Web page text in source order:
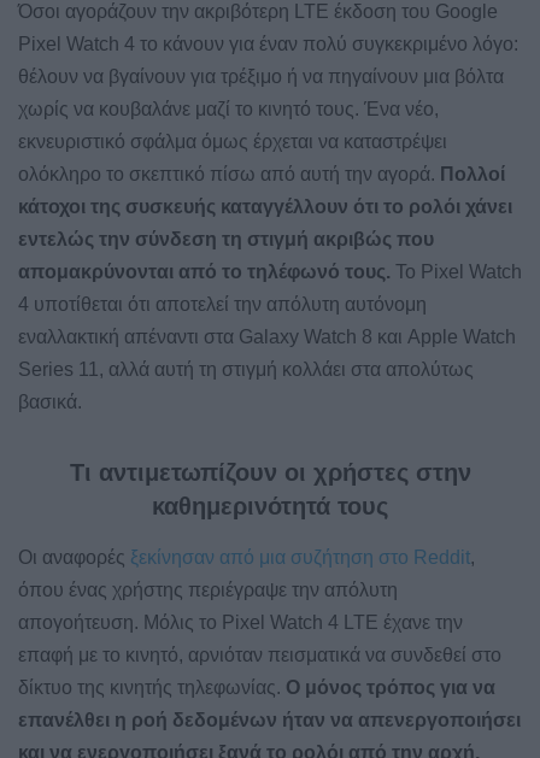
Όσοι αγοράζουν την ακριβότερη LTE έκδοση του Google
Pixel Watch 4 το κάνουν για έναν πολύ συγκεκριμένο λόγο:
θέλουν να βγαίνουν για τρέξιμο ή να πηγαίνουν μια βόλτα
χωρίς να κουβαλάνε μαζί το κινητό τους. Ένα νέο,
εκνευριστικό σφάλμα όμως έρχεται να καταστρέψει
ολόκληρο το σκεπτικό πίσω από αυτή την αγορά. Πολλοί
κάτοχοι της συσκευής καταγγέλλουν ότι το ρολόι χάνει
εντελώς την σύνδεση τη στιγμή ακριβώς που
απομακρύνονται από το τηλέφωνό τους. Το Pixel Watch
4 υποτίθεται ότι αποτελεί την απόλυτη αυτόνομη
εναλλακτική απέναντι στα Galaxy Watch 8 και Apple Watch
Series 11, αλλά αυτή τη στιγμή κολλάει στα απολύτως
βασικά.
Τι αντιμετωπίζουν οι χρήστες στην
καθημερινότητά τους
Οι αναφορές ξεκίνησαν από μια συζήτηση στο Reddit,
όπου ένας χρήστης περιέγραψε την απόλυτη
απογοήτευση. Μόλις το Pixel Watch 4 LTE έχανε την
επαφή με το κινητό, αρνιόταν πεισματικά να συνδεθεί στο
δίκτυο της κινητής τηλεφωνίας. Ο μόνος τρόπος για να
επανέλθει η ροή δεδομένων ήταν να απενεργοποιήσει
και να ενεργοποιήσει ξανά το ρολόι από την αρχή,